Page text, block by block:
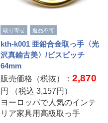
取り寄せ 返品不可
kth-k001 亜鉛合金取っ手〈光
沢真鍮古美〉/ビスピッチ
64mm
販売価格（税抜）：2,870
円 （税込3,157円）
ヨーロッパで人気のインテ
リア家具用高級取っ手